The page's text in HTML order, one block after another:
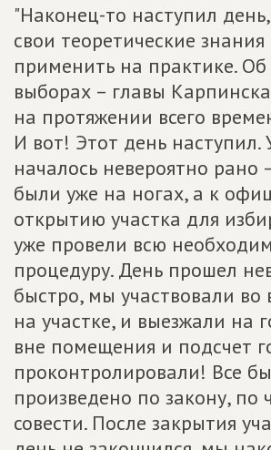
"Наконец-то наступил
свои теоретические
применить на практике. Об
выборах – главы
на протяжении всего
И вот! Этот день наступил.
началось невероятно рано
были уже на ногах, а к
открытию участка для
уже провели всю
процедуру. День прошел
быстро, мы участвовали во
на участке, и выезжали на
вне помещения и подсчет
проконтролировали! Все
произведено по закону, по
совести. После закрытия